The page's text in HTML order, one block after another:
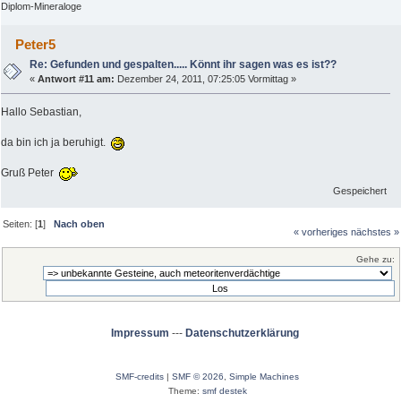
Diplom-Mineraloge
Peter5
Re: Gefunden und gespalten..... Könnt ihr sagen was es ist??
«Antwort #11 am: Dezember 24, 2011, 07:25:05 Vormittag »
Hallo Sebastian,
da bin ich ja beruhigt.
Gruß Peter
Gespeichert
Seiten: [1] Nach oben
« vorheriges nächstes »
Gehe zu:
Impressum --- Datenschutzerklärung
SMF-credits | SMF © 2026
Simple Machines
Theme: smf destek